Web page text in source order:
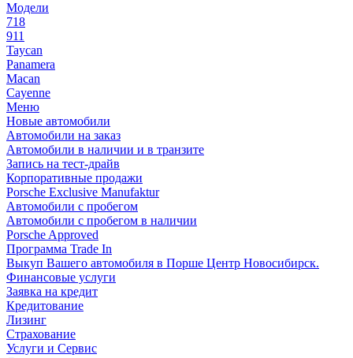
Модели
718
911
Taycan
Panamera
Macan
Cayenne
Меню
Новые автомобили
Автомобили на заказ
Автомобили в наличии и в транзите
Запись на тест-драйв
Корпоративные продажи
Porsche Exclusive Manufaktur
Автомобили с пробегом
Автомобили с пробегом в наличии
Porsche Approved
Программа Trade In
Выкуп Вашего автомобиля в Порше Центр Новосибирск.
Финансовые услуги
Заявка на кредит
Кредитование
Лизинг
Страхование
Услуги и Сервис